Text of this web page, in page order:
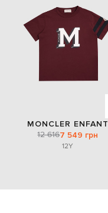
MONCLER ENFANT
12 6167 549 грн
12Y